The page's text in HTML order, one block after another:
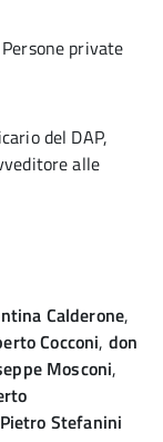
private
del DAP,
alle
Calderone,
Cocconi, don
Mosconi,
Pietro Stefanini